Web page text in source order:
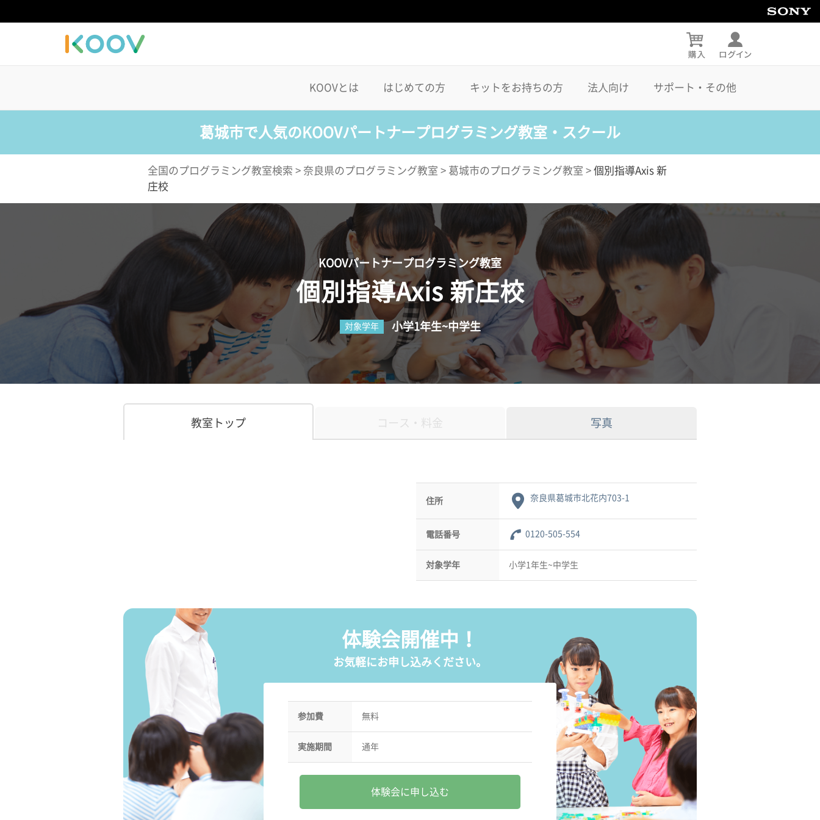
KOOVとは はじめての方 キットをお持ちの方 法人向け サポート・その他
葛城市で人気のKOOVパートナープログラミング教室・スクール
全国のプログラミング教室検索 > 奈良県のプログラミング教室 > 葛城市のプログラミング教室 > 個別指導Axis 新
庄校
KOOVパートナープログラミング教室
個別指導Axis 新庄校
対象学年 小学1年生~中学生
教室トップ コース・料金 写真
住所 奈良県葛城市北花内703-1
電話番号 0120-505-554
対象学年 小学1年生~中学生
体験会開催中！
お気軽にお申し込みください。
参加費 無料
実施期間 通年
体験会に申し込む